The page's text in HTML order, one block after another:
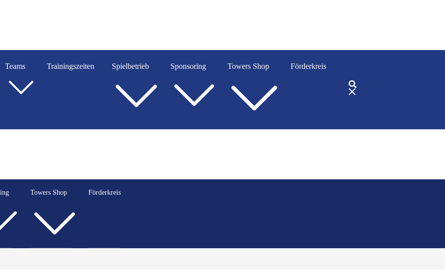
Teams Trainingszeiten Spielbetrieb Sponsoring Towers Shop Förderkreis
Towers Shop Förderkreis